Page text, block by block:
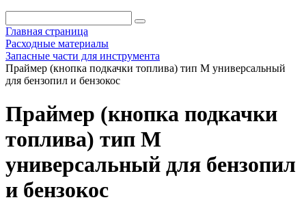
Главная страница
Расходные материалы
Запасные части для инструмента
Праймер (кнопка подкачки топлива) тип M универсальный
для бензопил и бензокос
Праймер (кнопка подкачки
топлива) тип M
универсальный для бензопил
и бензокос